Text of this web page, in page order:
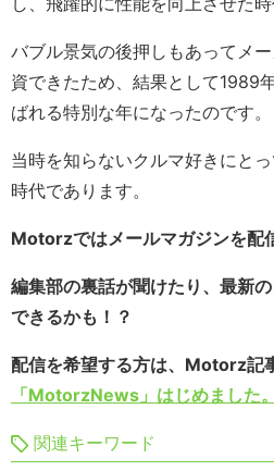
バブル景気の後押しもあってメ
資できたため、結果として1989
ばれる特別な年になったのです。
当時を知らないクルマ好きにと
時代であります。
Motorzではメールマガジンを配
編集部の裏話が聞けたり、最新
できるかも！？
配信を希望する方は、Motorz記
「MotorzNews」はじめました。
関連キーワード